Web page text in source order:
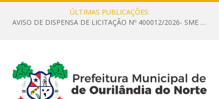
ÚLTIMAS PUBLICAÇÕES:
AVISO DE DISPENSA DE LICITAÇÃO Nº 400012/2026- SME – CONTRATAÇÃO DE EMPRESA ESPECIALIZADA PARA LOCAÇÃO DE ÔNIBUS EXECUTIVO COM CAPACIDADE DE 60 (SESSENTA) POLTRONAS, PARA TRANSPORTAR PROFESSORES RESPONSÁVEIS E ALUNOS PARA BRASÍLIA, COM SAÍDA DIA 10/08/2026 E RETORNO DIA 14/08/2026